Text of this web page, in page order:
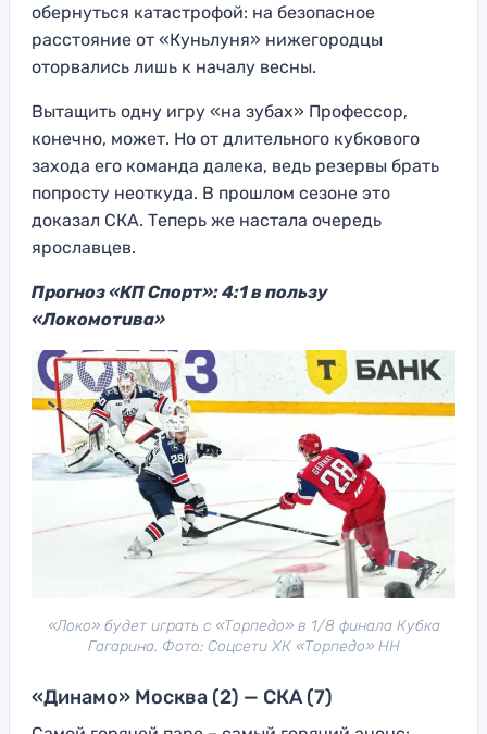
обернуться катастрофой: на безопасное
расстояние от «Куньлуня» нижегородцы
оторвались лишь к началу весны.
Вытащить одну игру «на зубах» Профессор,
конечно, может. Но от длительного кубкового
захода его команда далека, ведь резервы брать
попросту неоткуда. В прошлом сезоне это
доказал СКА. Теперь же настала очередь
ярославцев.
Прогноз «КП Спорт»: 4:1 в пользу
«Локомотива»
«Локо» будет играть с «Торпедо» в 1/8 финала Кубка
Гагарина. Фото: Соцсети ХК «Торпедо» НН
«Динамо» Москва (2) — СКА (7)